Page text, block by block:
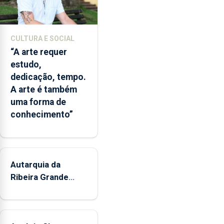
simular
diferentes
ambientais,
numa
ferramenta
que
poderá
apoiar
a
das
marinhas
protegidas,
previsão
CULTURA E SOCIAL
“A arte requer
estudo,
dedicação, tempo.
A arte é também
uma forma de
conhecimento”
Autarquia da
Ribeira Grande
"Museus no Verão"